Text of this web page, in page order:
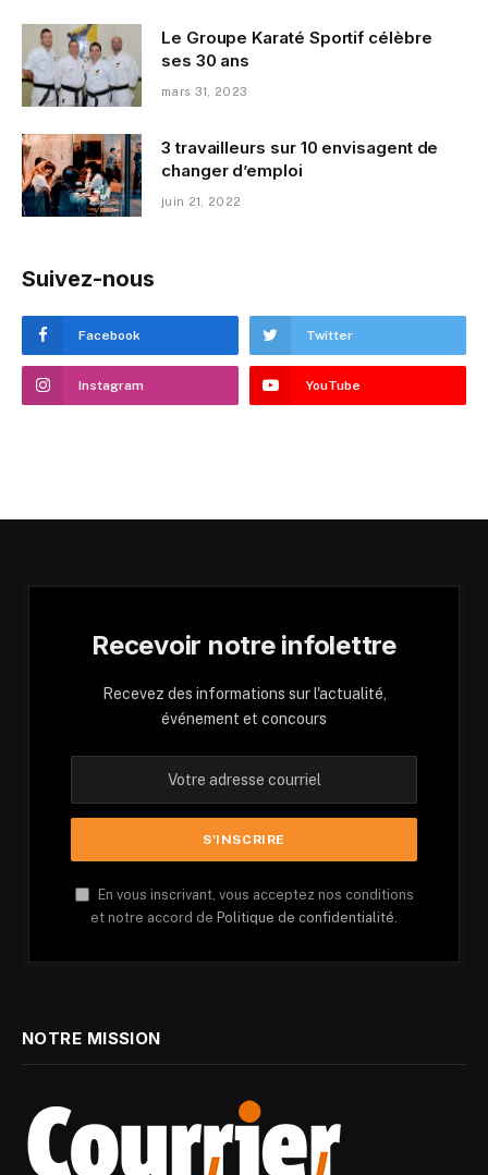
Le Groupe Karaté Sportif célèbre
ses 30 ans
mars 31, 2023
3 travailleurs sur 10 envisagent de
changer d’emploi
juin 21, 2022
Suivez-nous
Facebook Twitter
Instagram YouTube
Recevoir notre infolettre
Recevez des informations sur l'actualité,
événement et concours
En vous inscrivant, vous acceptez nos conditions
et notre accord de Politique de confidentialité.
NOTRE MISSION